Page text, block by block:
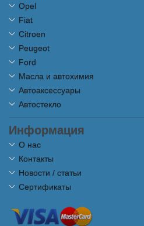
Opel
Fiat
Citroen
Peugeot
Ford
Масла и автохимия
Автоаксессуары
Автостекло
Информация
О нас
Контакты
Новости / статьи
Сертификаты